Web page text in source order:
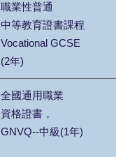
職業性普通
中等教育證書課程
Vocational GCSE
(2年)
全國通用職業
資格證書，
GNVQ--中級(1年)